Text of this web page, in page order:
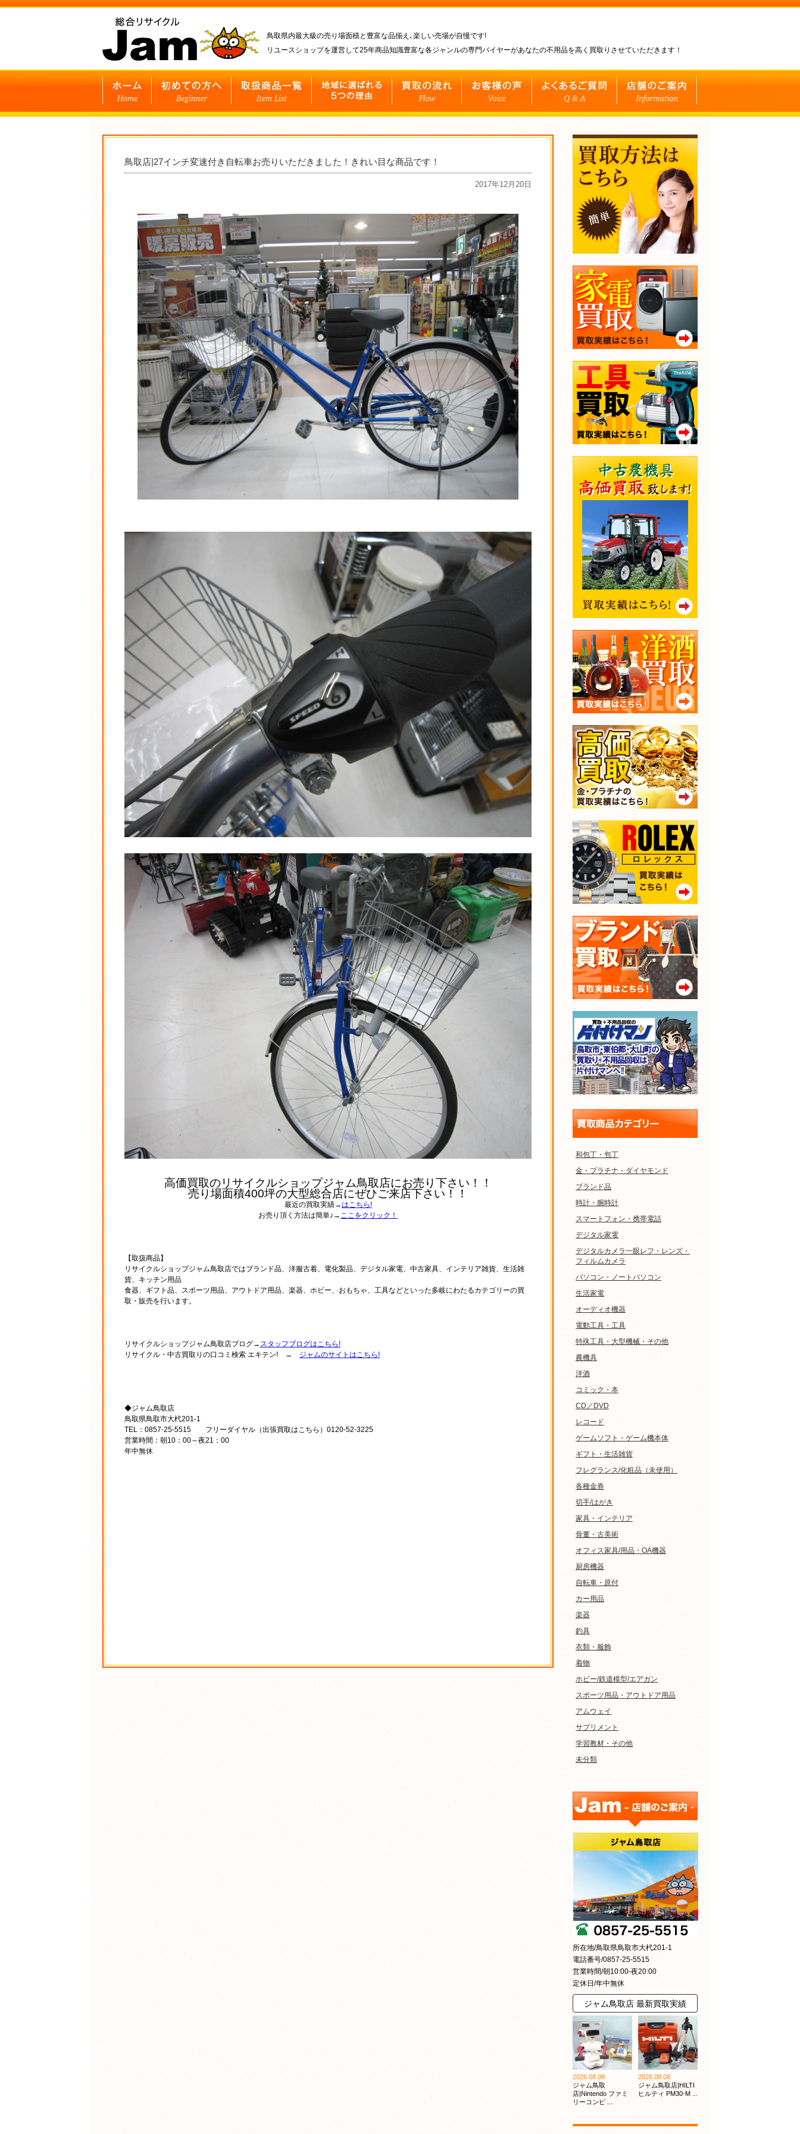
鳥取県内最大級の売り場面積と豊富な品揃え､楽しい売場が自慢です!
リユースショップを運営して25年商品知識豊富な各ジャンルの専門バイヤーがあなたの不用品を高く買取りさせていただきます！
鳥取店|27インチ変速付き自転車お売りいただきました！きれい目な商品です！
2017年12月20日
高価買取のリサイクルショップジャム鳥取店にお売り下さい！！
売り場面積400坪の大型総合店にぜひご来店下さい！！
最近の買取実績→はこちら!
お売り頂く方法は簡単♪→ ここをクリック！
【取扱商品】
リサイクルショップジャム鳥取店ではブランド品、洋服古着、電化製品、デジタル家電、中古家具、インテリア雑貨、生活雑
貨、キッチン用品
食器、ギフト品、スポーツ用品、アウトドア用品、楽器、ホビー、おもちゃ、工具などといった多岐にわたるカテゴリーの買
取・販売を行います。
リサイクルショップジャム鳥取店ブログ→ スタッフブログはこちら!
リサイクル・中古買取りの口コミ検索 エキテン! → ジャムのサイトはこちら!
◆ジャム鳥取店
鳥取県鳥取市大杙201-1
TEL：0857-25-5515 フリーダイヤル（出張買取はこちら）0120-52-3225
営業時間：朝10：00～夜21：00
年中無休
和包丁・包丁
金・プラチナ・ダイヤモンド
ブランド品
時計・腕時計
スマートフォン・携帯電話
デジタル家電
デジタルカメラ一眼レフ・レンズ・
フィルムカメラ
パソコン・ノートパソコン
生活家電
オーディオ機器
電動工具・工具
特殊工具・大型機械・その他
農機具
洋酒
コミック・本
CD／DVD
レコード
ゲームソフト・ゲーム機本体
ギフト・生活雑貨
フレグランス/化粧品（未使用）
各種金券
切手/はがき
家具・インテリア
骨董・古美術
オフィス家具/用品・OA機器
厨房機器
自転車・原付
カー用品
楽器
釣具
衣類・服飾
着物
ホビー/鉄道模型/エアガン
スポーツ用品・アウトドア用品
アムウェイ
サプリメント
学習教材・その他
未分類
所在地/鳥取県鳥取市大杙201-1
電話番号/0857-25-5515
営業時間/朝10:00-夜20:00
定休日/年中無休
ジャム鳥取店 最新買取実績
2026.08.08
ジャム鳥取
店|Nintendo ファミ
リーコンピ ...
2026.08.08
ジャム鳥取店|HILTI
ヒルティ PM30-M ...